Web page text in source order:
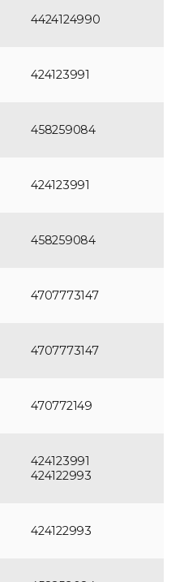
4424124990
424123991
458259084
424123991
458259084
4707773147
4707773147
470772149
424123991
424122993
424122993